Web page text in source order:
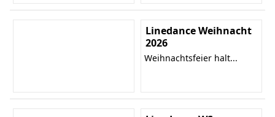
Linedance Weihnacht
2026
Weihnachtsfeier halt...